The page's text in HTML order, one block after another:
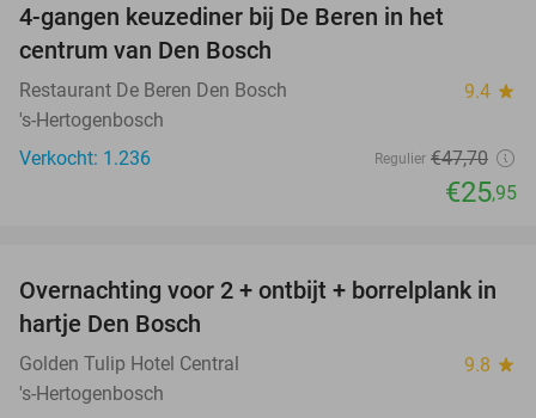
4-gangen keuzediner bij De Beren in het
centrum van Den Bosch
Restaurant De Beren Den Bosch 9.4 star
's-Hertogenbosch
Verkocht: 1.236
Regulier €47,70
€25,95
6%
Overnachting voor 2 + ontbijt + borrelplank in
hartje Den Bosch
Golden Tulip Hotel Central 9.8 star
's-Hertogenbosch